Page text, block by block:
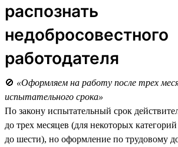
распознать
недобросовестного
работодателя
🚫 «Оформляем на работу после трех
испытательного срока»
По закону испытательный срок
до трех месяцев (для некоторых
до шести), но оформление по трудовому